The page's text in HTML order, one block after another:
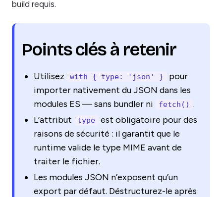
build requis.
Points clés à retenir
Utilisez with { type: 'json' }
pour
importer nativement du JSON dans les
modules ES — sans bundler ni
fetch() .
L’attribut
type
est obligatoire pour des
raisons de sécurité : il garantit que le
runtime valide le type MIME avant de
traiter le fichier.
Les modules JSON n’exposent qu’un
export par défaut. Déstructurez-le après